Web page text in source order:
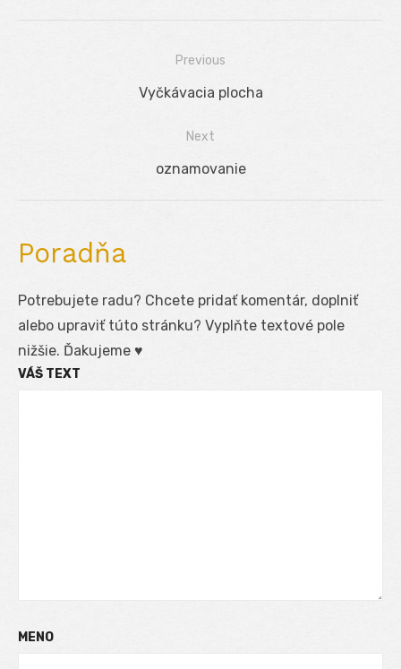
Navigácia
Previous
Previous
Vyčkávacia plocha
Next
Next
oznamovanie
Poradňa
Potrebujete radu? Chcete pridať komentár, doplniť
alebo upraviť túto stránku? Vyplňte textové pole
nižšie. Ďakujeme ♥
VÁŠ TEXT
MENO